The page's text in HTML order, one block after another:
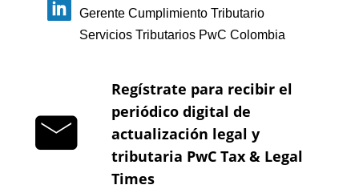
Gerente Cumplimiento Tributario
Servicios Tributarios PwC Colombia
Regístrate para recibir el
periódico digital de
actualización legal y
tributaria PwC Tax & Legal
Times